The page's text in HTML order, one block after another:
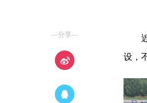
—分享—
设，